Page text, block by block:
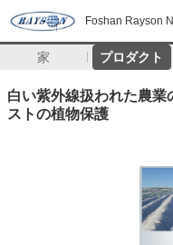
Foshan Rayson
家 プロダクト
白い紫外線扱われた農
ストの植物保護